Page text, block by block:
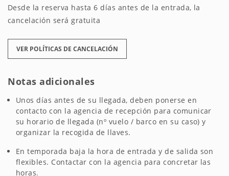
Desde la reserva hasta 6 días antes de la entrada, la
cancelación será gratuita
VER POLÍTICAS DE CANCELACIÓN
Notas adicionales
Unos días antes de su llegada, deben ponerse en
contacto con la agencia de recepción para comunicar
su horario de llegada (nº vuelo / barco en su caso) y
organizar la recogida de llaves.
En temporada baja la hora de entrada y de salida son
flexibles. Contactar con la agencia para concretar las
horas.